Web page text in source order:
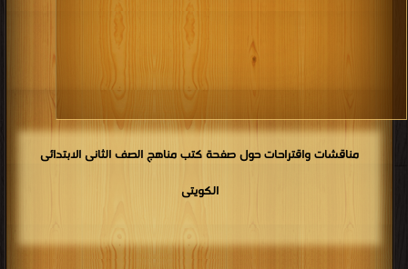
كتب 1908
كتب 1907
كتب 1905 كتب 1904
كتب 1900
مناقشات واقتراحات حول صفحة كتب مناهج الصف الثانى الابتدائى
الكويتى